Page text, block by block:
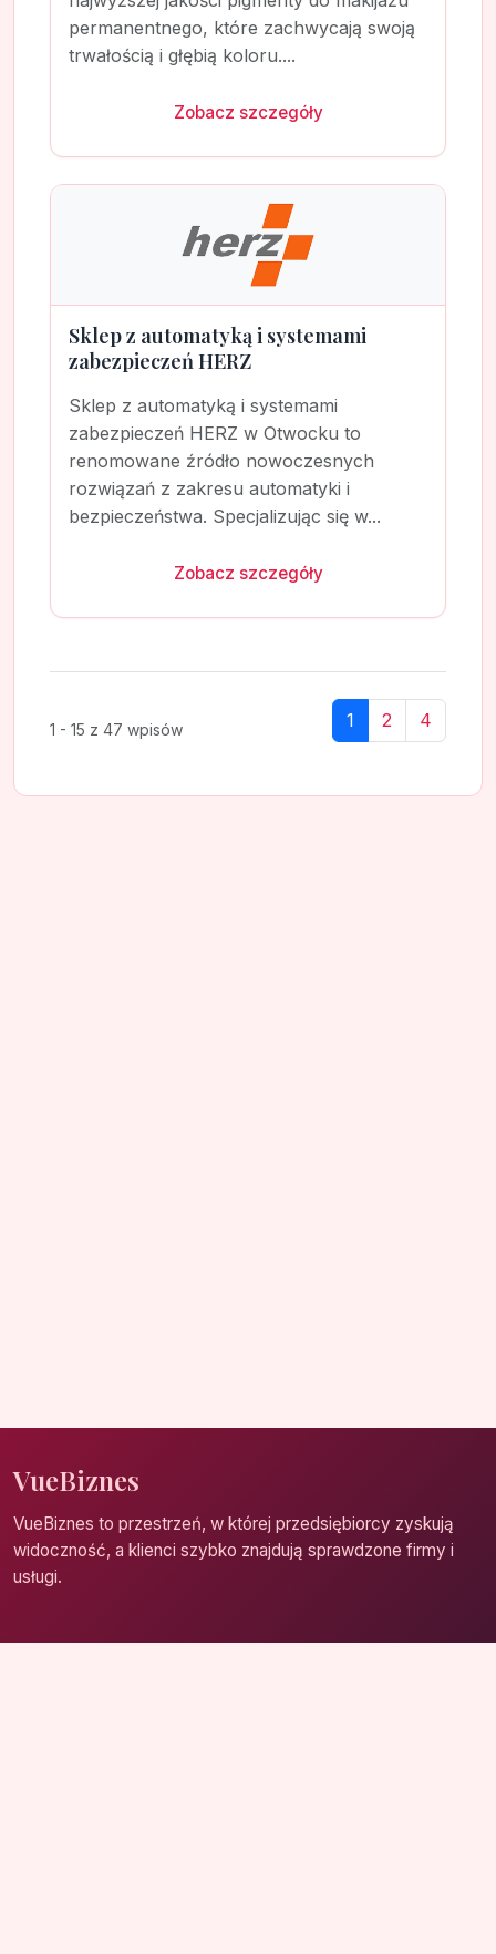
permanentnego, które zachwycają swoją
trwałością i głębią koloru....
Zobacz szczegóły
Sklep z automatyką i systemami
zabezpieczeń HERZ
Sklep z automatyką i systemami
zabezpieczeń HERZ w Otwocku to
renomowane źródło nowoczesnych
rozwiązań z zakresu automatyki i
bezpieczeństwa. Specjalizując się w...
Zobacz szczegóły
1 - 15 z 47 wpisów 1 2 4
VueBiznes
VueBiznes to przestrzeń, w której przedsiębiorcy zyskują
widoczność, a klienci szybko znajdują sprawdzone firmy i
usługi.